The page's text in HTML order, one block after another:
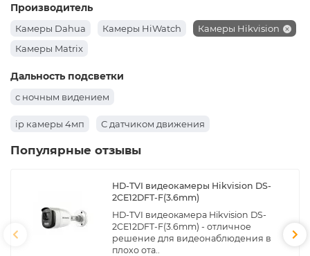
Производитель
Камеры Dahua Камеры HiWatch
Камеры Hikvision
Камеры Matrix
Дальность подсветки
с ночным видением
ip камеры 4мп С датчиком движения
Популярные отзывы
HD-TVI видеокамеры Hikvision DS-
2CE12DFT-F(3.6mm)
HD-TVI видеокамера Hikvision DS-
2CE12DFT-F(3.6mm) - отличное
решение для видеонаблюдения в
плохо ота..